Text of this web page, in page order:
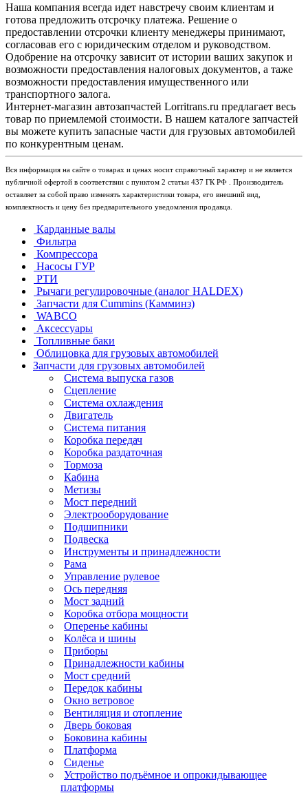
Наша компания всегда идет навстречу своим клиентам и
готова предложить отсрочку платежа. Решение о
предоставлении отсрочки клиенту менеджеры принимают,
согласовав его с юридическим отделом и руководством.
Одобрение на отсрочку зависит от истории ваших закупок и
возможности предоставления налоговых документов, а таже
возможности предоставления имущественного или
транспортного залога.
Интернет-магазин автозапчастей Lorritrans.ru предлагает весь
товар по приемлемой стоимости. В нашем каталоге запчастей
вы можете купить запасные части для грузовых автомобилей
по конкурентным ценам.
Вся информация на сайте о товарах и ценах носит справочный характер и не является
публичной офертой в соответствии с пунктом 2 статьи 437 ГК РФ . Производитель
оставляет за собой право изменять характеристики товара, его внешний вид,
комплектность и цену без предварительного уведомления продавца.
Карданные валы
Фильтра
Компрессора
Насосы ГУР
РТИ
Рычаги регулировочные (аналог HALDEX)
Запчасти для Cummins (Камминз)
WABCO
Аксессуары
Топливные баки
Облицовка для грузовых автомобилей
Запчасти для грузовых автомобилей
Система выпуска газов
Сцепление
Система охлаждения
Двигатель
Система питания
Коробка передач
Коробка раздаточная
Тормоза
Кабина
Метизы
Мост передний
Электрооборудование
Подшипники
Подвеска
Инструменты и принадлежности
Рама
Управление рулевое
Ось передняя
Мост задний
Коробка отбора мощности
Оперенье кабины
Колёса и шины
Приборы
Принадлежности кабины
Мост средний
Передок кабины
Окно ветровое
Вентиляция и отопление
Дверь боковая
Боковина кабины
Платформа
Сиденье
Устройство подъёмное и опрокидывающее
платформы